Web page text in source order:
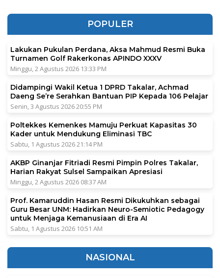
POPULER
Lakukan Pukulan Perdana, Aksa Mahmud Resmi Buka
Turnamen Golf Rakerkonas APINDO XXXV
Minggu, 2 Agustus 2026 13:33 PM
Didampingi Wakil Ketua 1 DPRD Takalar, Achmad
Daeng Se’re Serahkan Bantuan PIP Kepada 106 Pelajar
Senin, 3 Agustus 2026 20:55 PM
Poltekkes Kemenkes Mamuju Perkuat Kapasitas 30
Kader untuk Mendukung Eliminasi TBC
Sabtu, 1 Agustus 2026 21:14 PM
AKBP Ginanjar Fitriadi Resmi Pimpin Polres Takalar,
Harian Rakyat Sulsel Sampaikan Apresiasi
Minggu, 2 Agustus 2026 08:37 AM
Prof. Kamaruddin Hasan Resmi Dikukuhkan sebagai
Guru Besar UNM: Hadirkan Neuro-Semiotic Pedagogy
untuk Menjaga Kemanusiaan di Era AI
Sabtu, 1 Agustus 2026 10:51 AM
NASIONAL